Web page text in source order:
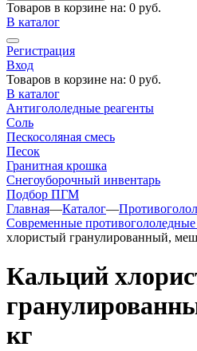
Товаров в корзине на: 0 руб.
В каталог
Регистрация
Вход
Товаров в корзине на: 0 руб.
В каталог
Антигололедные реагенты
Соль
Пескосоляная смесь
Песок
Гранитная крошка
Cнегоуборочный инвентарь
Подбор ПГМ
Главная—Каталог—
Современные
хлористый гранулированный,
Кальций
кг